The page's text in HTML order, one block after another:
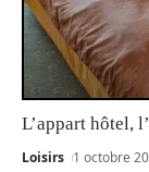
L’appart hôtel,
Loisirs 1 octobre